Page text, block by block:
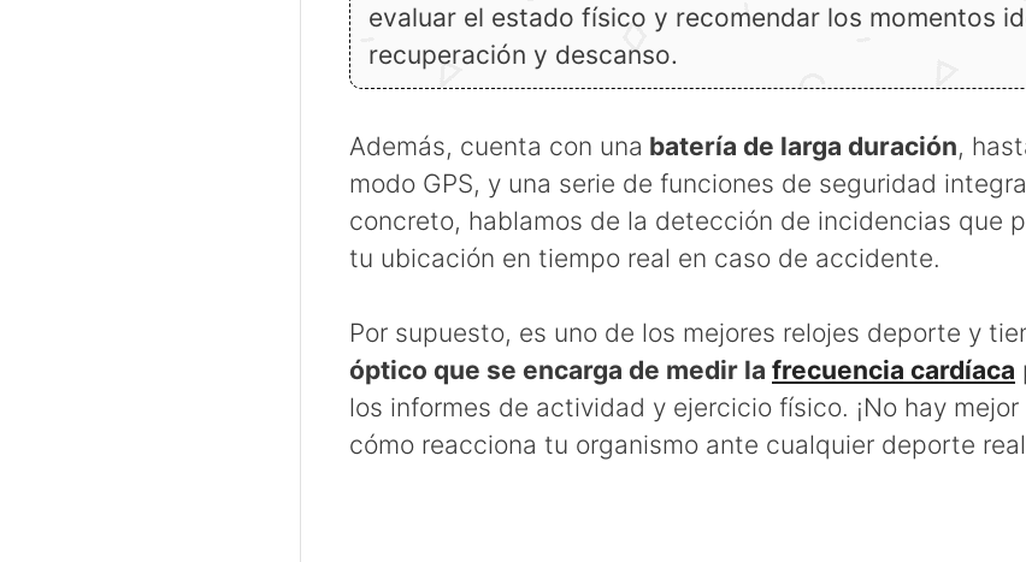
evaluar el estado físico y recomendar los momentos
recuperación y descanso.
Además, cuenta con una batería de larga duración,
modo GPS, y una serie de funciones de seguridad
concreto, hablamos de la detección de incidencias que
tu ubicación en tiempo real en caso de accidente.
Por supuesto, es uno de los mejores relojes deporte y
óptico que se encarga de medir la frecuencia cardíaca
los informes de actividad y ejercicio físico. ¡No hay
cómo reacciona tu organismo ante cualquier deporte